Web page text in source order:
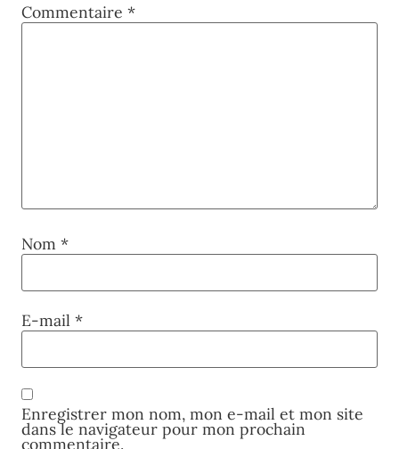
Commentaire *
Nom *
E-mail *
Enregistrer mon nom, mon e-mail et mon site
dans le navigateur pour mon prochain
commentaire.